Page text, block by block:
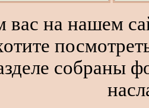
вас на нашем
собраны